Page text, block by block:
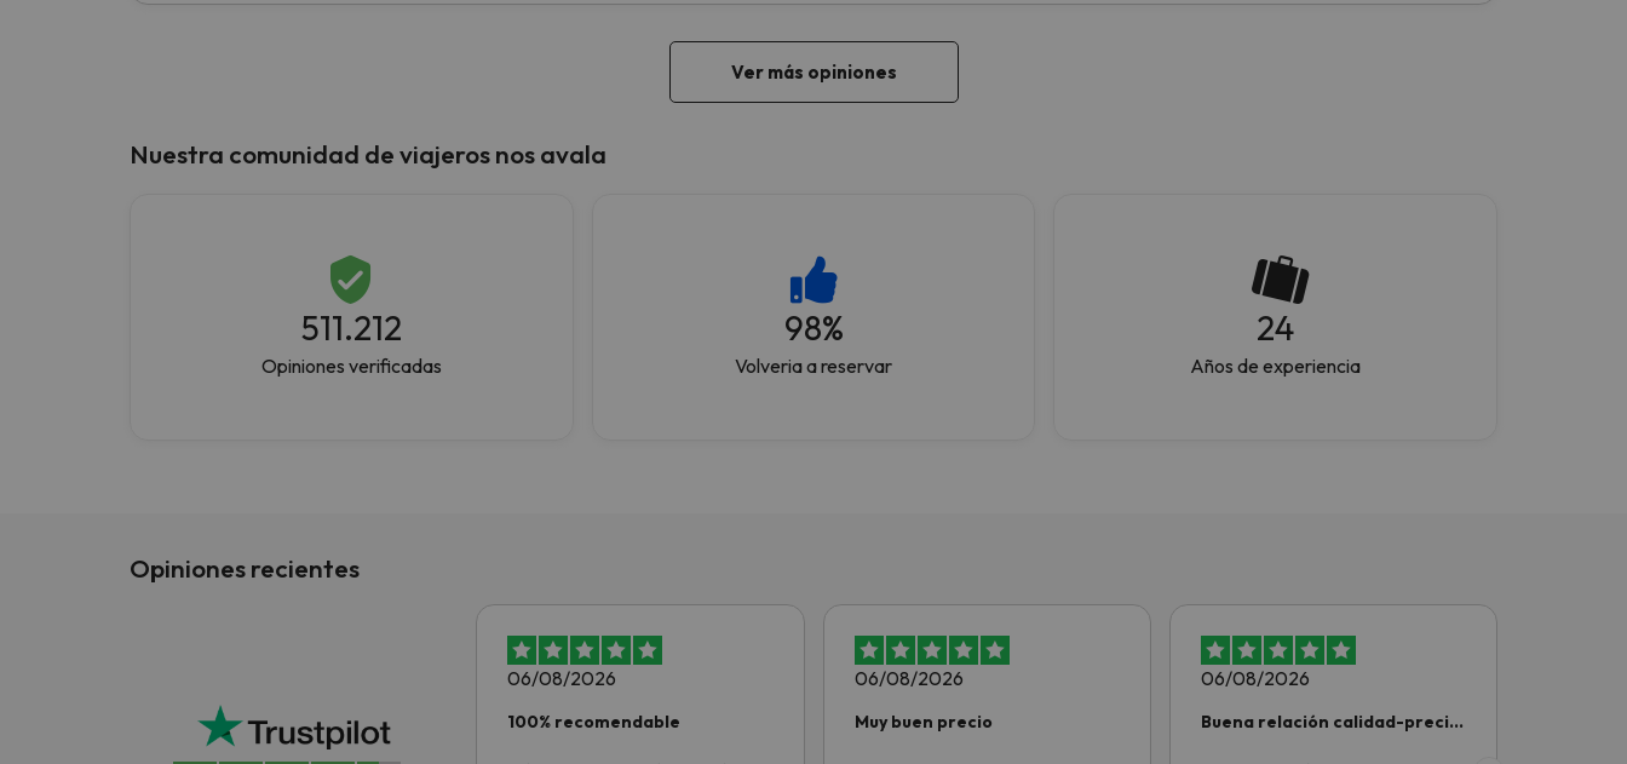
Nuestra comunidad de viajeros nos avala
511.212
Opiniones verificadas
98%
Volveria a reservar
24
Años de experiencia
Opiniones recientes
06/08/2026
100% recomendable
06/08/2026
Muy buen precio
06/08/2026
Buena relación calidad-precio